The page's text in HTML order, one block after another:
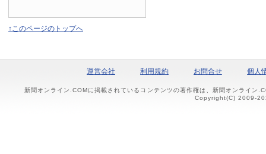
↑このページのトップへ
運営会社 利用規約 お問合せ 個人
新聞オンライン.COMに掲載されているコンテンツの著作権は、新聞オンライン
Copyright(C) 2009-